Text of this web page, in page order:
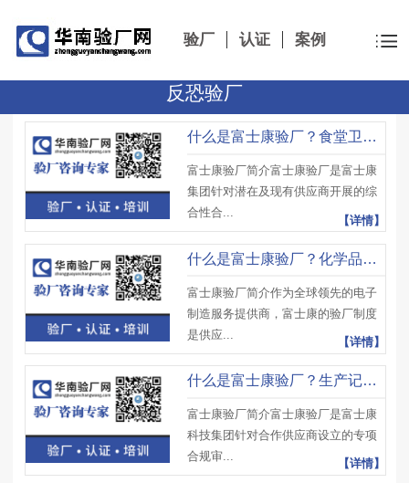
验厂 认证 案例
反恐验厂
什么是富士康验厂？食堂卫生审核要求是什么？如何才能达到验厂标准？
富士康验厂简介富士康验厂是富士康
集团针对潜在及现有供应商开展的综
合性合...
【详情】
什么是富士康验厂？化学品管理审核难点是什么？如何才能符合审核标准？
富士康验厂简介作为全球领先的电子
制造服务提供商，富士康的验厂制度
是供应...
【详情】
什么是富士康验厂？生产记录审核有哪些难点？可以避免哪些错误？
富士康验厂简介富士康验厂是富士康
科技集团针对合作供应商设立的专项
合规审...
【详情】